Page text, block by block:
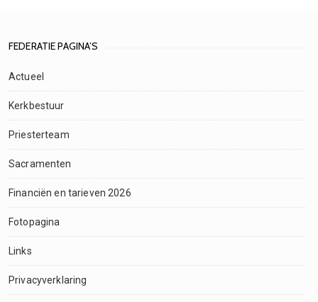
FEDERATIE PAGINA’S
Actueel
Kerkbestuur
Priesterteam
Sacramenten
Financiën en tarieven 2026
Fotopagina
Links
Privacyverklaring